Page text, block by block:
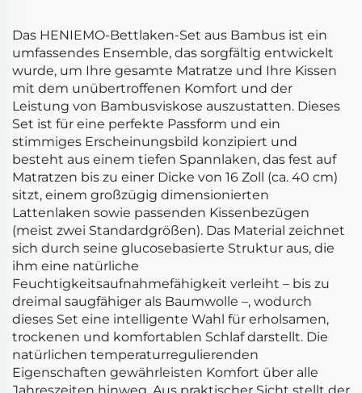
Das HENIEMO-Bettlaken-Set aus Bambus ist ein
umfassendes Ensemble, das sorgfältig entwickelt
wurde, um Ihre gesamte Matratze und Ihre Kissen
mit dem unübertroffenen Komfort und der
Leistung von Bambusviskose auszustatten. Dieses
Set ist für eine perfekte Passform und ein
stimmiges Erscheinungsbild konzipiert und
besteht aus einem tiefen Spannlaken, das fest auf
Matratzen bis zu einer Dicke von 16 Zoll (ca. 40 cm)
sitzt, einem großzügig dimensionierten
Lattenlaken sowie passenden Kissenbezügen
(meist zwei Standardgrößen). Das Material zeichnet
sich durch seine glucosebasierte Struktur aus, die
ihm eine natürliche
Feuchtigkeitsaufnahmefähigkeit verleiht – bis zu
dreimal saugfähiger als Baumwolle –, wodurch
dieses Set eine intelligente Wahl für erholsamen,
trockenen und komfortablen Schlaf darstellt. Die
natürlichen temperaturregulierenden
Eigenschaften gewährleisten Komfort über alle